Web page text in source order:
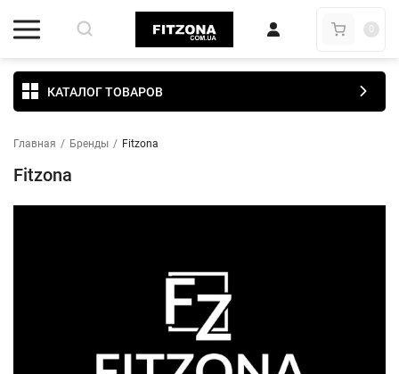
0
КАТАЛОГ ТОВАРОВ
Главная / Бренды / Fitzona
Fitzona